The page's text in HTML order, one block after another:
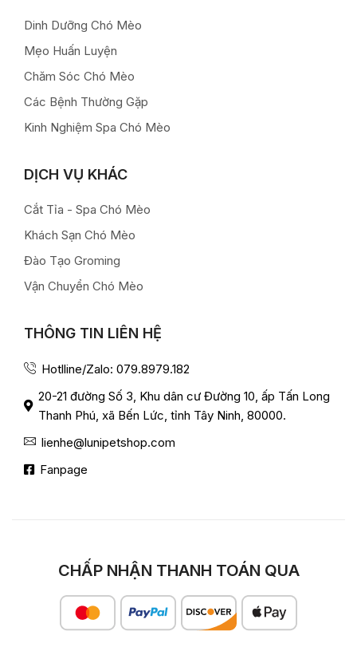
Dinh Dưỡng Chó Mèo
Mẹo Huấn Luyện
Chăm Sóc Chó Mèo
Các Bệnh Thường Gặp
Kinh Nghiệm Spa Chó Mèo
DỊCH VỤ KHÁC
Cắt Tỉa - Spa Chó Mèo
Khách Sạn Chó Mèo
Đào Tạo Groming
Vận Chuyển Chó Mèo
THÔNG TIN LIÊN HỆ
Hotlline/Zalo: 079.8979.182
20-21 đường Số 3, Khu dân cư Đường 10, ấp Tấn Long
Thanh Phú, xã Bến Lức, tỉnh Tây Ninh, 80000.
lienhe@lunipetshop.com
Fanpage
CHẤP NHẬN THANH TOÁN QUA